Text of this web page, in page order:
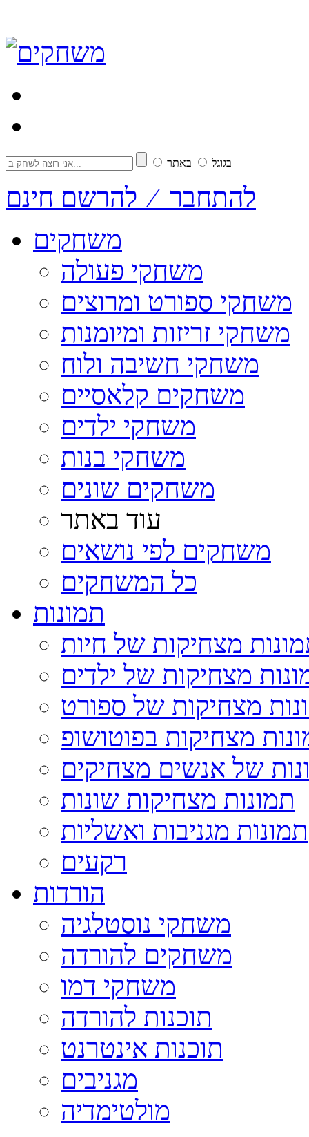
בגוגל באתר
להתחבר ⁄ להרשם חינם
משחקים
משחקי פעולה
משחקי ספורט ומרוצים
משחקי זריזות ומיומנות
משחקי חשיבה ולוח
משחקים קלאסיים
משחקי ילדים
משחקי בנות
משחקים שונים
עוד באתר
משחקים לפי נושאים
כל המשחקים
תמונות
מצחיקות של חיות
מצחיקות של ילדים
מצחיקות של ספורט
מצחיקות בפוטושופ
של אנשים מצחיקים
תמונות מצחיקות שונות
תמונות מגניבות ואשליות
רקעים
הורדות
משחקי נוסטלגיה
משחקים להורדה
משחקי דמו
תוכנות להורדה
תוכנות אינטרנט
מגניבים
מולטימדיה